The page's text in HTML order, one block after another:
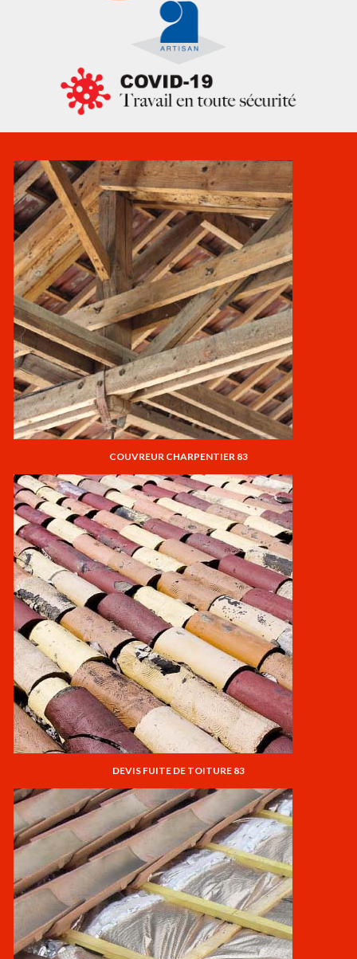
COUVREUR CHARPENTIER 83
DEVIS FUITE DE TOITURE 83